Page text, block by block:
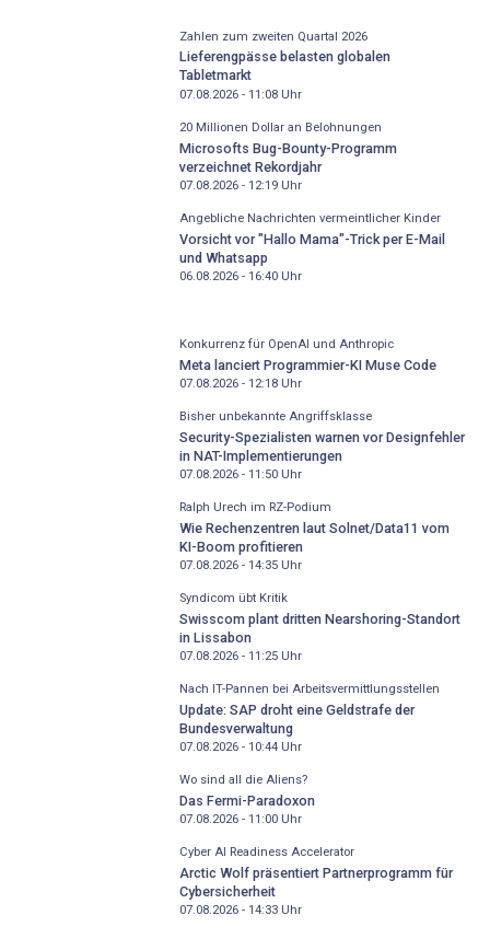
Zahlen zum zweiten Quartal 2026
Lieferengpässe belasten globalen
Tabletmarkt
07.08.2026 - 11:08Uhr
20 Millionen Dollar an Belohnungen
Microsofts Bug-Bounty-Programm
verzeichnet Rekordjahr
07.08.2026 - 12:19Uhr
Angebliche Nachrichten vermeintlicher Kinder
Vorsicht vor "Hallo Mama"-Trick per E-Mail
und Whatsapp
06.08.2026 - 16:40Uhr
Konkurrenz für OpenAI und Anthropic
Meta lanciert Programmier-KI Muse Code
07.08.2026 - 12:18Uhr
Bisher unbekannte Angriffsklasse
Security-Spezialisten warnen vor Designfehler
in NAT-Implementierungen
07.08.2026 - 11:50Uhr
Ralph Urech im RZ-Podium
Wie Rechenzentren laut Solnet/Data11 vom
KI-Boom profitieren
07.08.2026 - 14:35Uhr
Syndicom übt Kritik
Swisscom plant dritten Nearshoring-Standort
in Lissabon
07.08.2026 - 11:25Uhr
Nach IT-Pannen bei Arbeitsvermittlungsstellen
Update: SAP droht eine Geldstrafe der
Bundesverwaltung
07.08.2026 - 10:44Uhr
Wo sind all die Aliens?
Das Fermi-Paradoxon
07.08.2026 - 11:00Uhr
Cyber AI Readiness Accelerator
Arctic Wolf präsentiert Partnerprogramm für
Cybersicherheit
07.08.2026 - 14:33Uhr